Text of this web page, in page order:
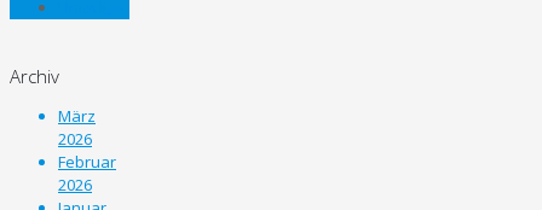
Archiv
März
2026
Februar
2026